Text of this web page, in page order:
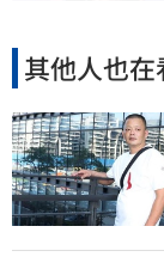
其他人也在